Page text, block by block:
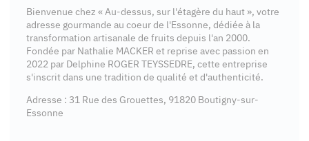
Bienvenue chez « Au-dessus, sur l'étagère du haut », votre
adresse gourmande au coeur de l'Essonne, dédiée à la
transformation artisanale de fruits depuis l'an 2000.
Fondée par Nathalie MACKER et reprise avec passion en
2022 par Delphine ROGER TEYSSEDRE, cette entreprise
s'inscrit dans une tradition de qualité et d'authenticité.
Adresse : 31 Rue des Grouettes, 91820 Boutigny-sur-
Essonne